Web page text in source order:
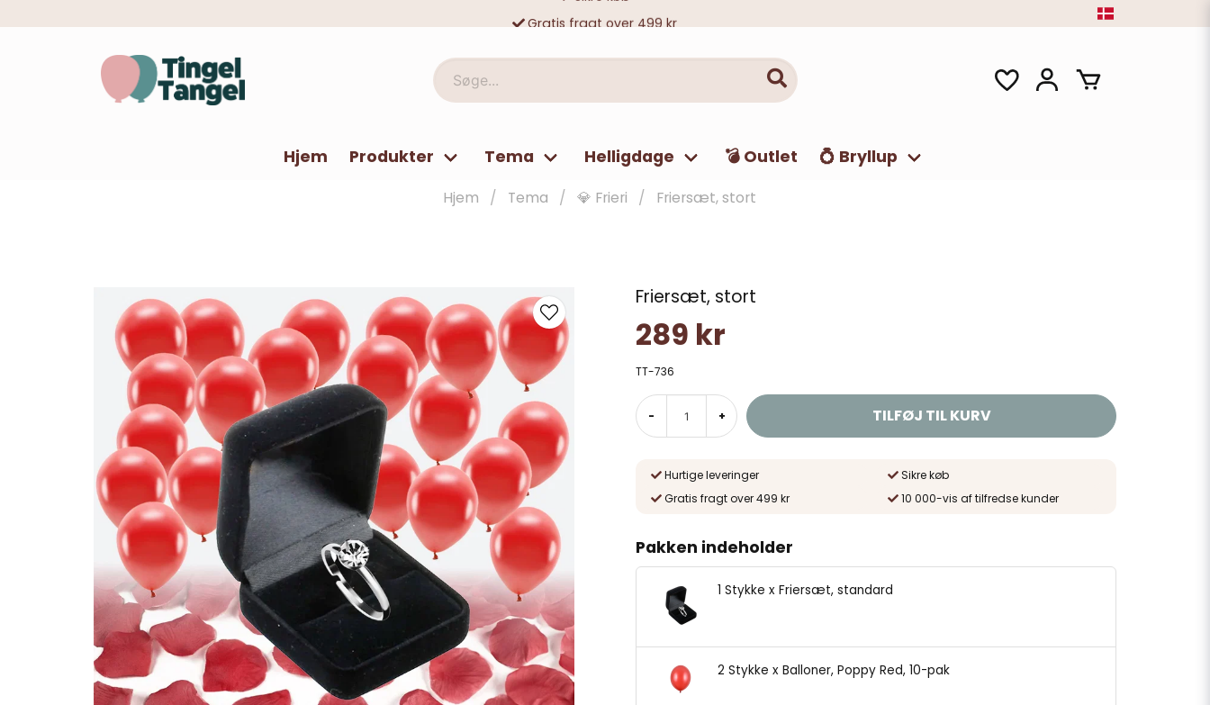
Gratis fragt over 499 kr
Søge...
Hjem Produkter Tema Helligdage 💣 Outlet 💍 Bryllup
Hjem Tema 💎 Frieri Friersæt, stort
Friersæt, stort
289 kr
TT-736
- + TILFØJ TIL KURV
Hurtige leveringer
Sikre køb
Gratis fragt over 499 kr
10 000-vis af tilfredse kunder
Pakken indeholder
1 Stykke x Friersæt, standard
2 Stykke x Balloner, Poppy Red, 10-pak